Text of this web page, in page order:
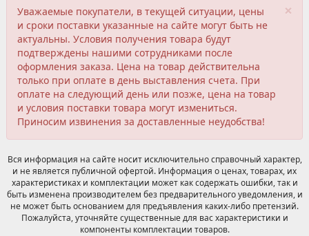
×
Уважаемые покупатели, в текущей ситуации, цены
и сроки поставки указанные на сайте могут быть не
актуальны. Условия получения товара будут
подтверждены нашими сотрудниками после
оформления заказа. Цена на товар действительна
только при оплате в день выставления счета. При
оплате на следующий день или позже, цена на товар
и условия поставки товара могут измениться.
Приносим извинения за доставленные неудобства!
Вся информация на сайте носит исключительно справочный характер,
и не является публичной офертой. Информация о ценах, товарах, их
характеристиках и комплектации может как содержать ошибки, так и
быть изменена производителем без предварительного уведомления, и
не может быть основанием для предъявления каких-либо претензий.
Пожалуйста, уточняйте существенные для вас характеристики и
компоненты комплектации товаров.